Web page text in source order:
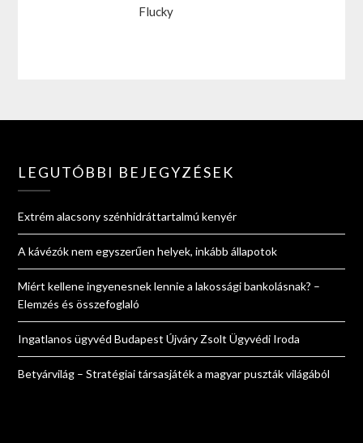
Flucky
LEGUTÓBBI BEJEGYZÉSEK
Extrém alacsony szénhidráttartalmú kenyér
A kávézók nem egyszerűen helyek, inkább állapotok
Miért kellene ingyenesnek lennie a lakossági bankolásnak? –
Elemzés és összefoglaló
Ingatlanos ügyvéd Budapest Újváry Zsolt Ügyvédi Iroda
Betyárvilág – Stratégiai társasjáték a magyar puszták világából